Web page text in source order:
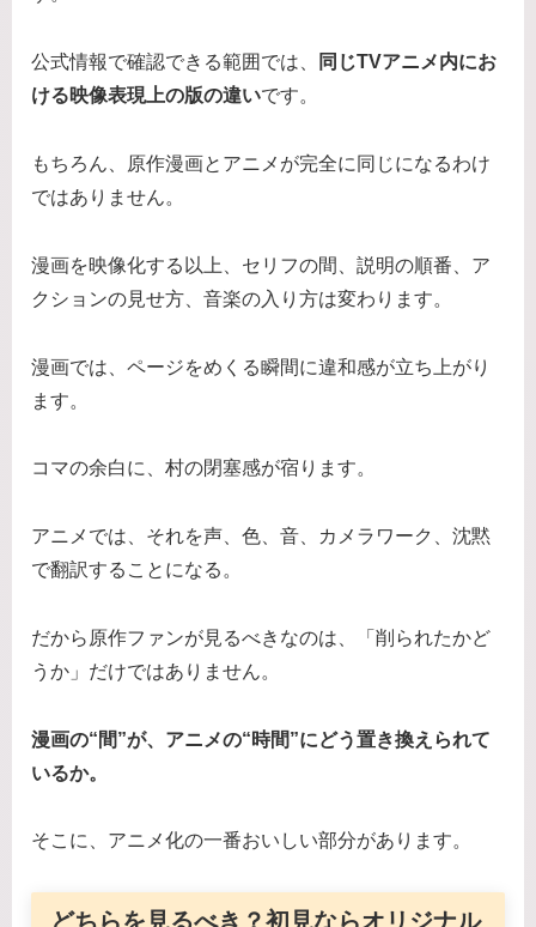
公式情報で確認できる範囲では、
同じTVアニメ内にお
ける映像表現上の版の違いです。
もちろん、原作漫画とアニメが完全に同じになるわけ
ではありません。
漫画を映像化する以上、セリフの間、説明の順番、ア
クションの見せ方、音楽の入り方は変わります。
漫画では、ページをめくる瞬間に違和感が立ち上がり
ます。
コマの余白に、村の閉塞感が宿ります。
アニメでは、それを声、色、音、カメラワーク、沈黙
で翻訳することになる。
だから原作ファンが見るべきなのは、「削られたかど
うか」だけではありません。
漫画の“間”が、アニメの“時間”にどう置き換えられて
いるか。
そこに、アニメ化の一番おいしい部分があります。
どちらを見るべき？初見ならオリジナル